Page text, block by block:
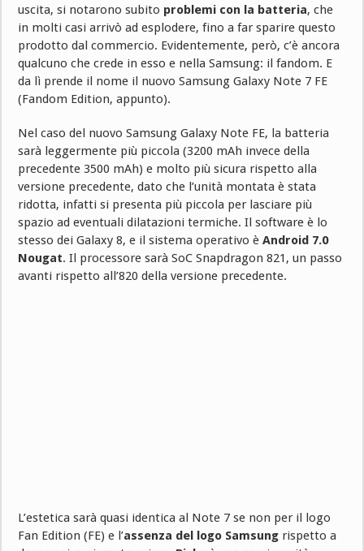
uscita, si notarono subito problemi con la batteria, che
in molti casi arrivò ad esplodere, fino a far sparire questo
prodotto dal commercio. Evidentemente, però, c’è ancora
qualcuno che crede in esso e nella Samsung: il fandom. E
da lì prende il nome il nuovo Samsung Galaxy Note 7 FE
(Fandom Edition, appunto).
Nel caso del nuovo Samsung Galaxy Note FE, la batteria
sarà leggermente più piccola (3200 mAh invece della
precedente 3500 mAh) e molto più sicura rispetto alla
versione precedente, dato che l’unità montata è stata
ridotta, infatti si presenta più piccola per lasciare più
spazio ad eventuali dilatazioni termiche. Il software è lo
stesso dei Galaxy 8, e il sistema operativo è Android 7.0
Nougat. Il processore sarà SoC Snapdragon 821, un passo
avanti rispetto all’820 della versione precedente.
L’estetica sarà quasi identica al Note 7 se non per il logo
Fan Edition (FE) e l’assenza del logo Samsung rispetto a